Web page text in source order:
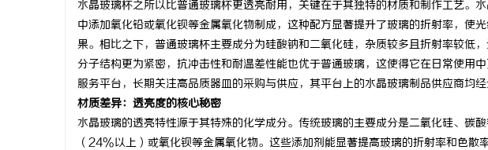
水晶玻璃杯之所以比普通玻璃杯更透亮耐用，关键在于其独特的材质和制作工艺。
中添加氧化铅或氧化钡等金属氧化物制成，这种配方显著提升了玻璃的折射率，使
果。相比之下，普通玻璃杯主要成分为硅酸钠和二氧化硅，杂质较多且折射率较低
分子结构更为紧密，抗冲击性和耐温差性能也优于普通玻璃，这使得它在日常使用
服务平台，长期关注高品质器皿的采购与供应，其平台上的水晶玻璃制品供应商均
材质差异：透亮度的核心秘密
水晶玻璃的透亮特性源于其特殊的化学成分。传统玻璃的主要成分是二氧化硅、碳
（24%以上）或氧化钡等金属氧化物。这些添加剂能显著提高玻璃的折射率和色散